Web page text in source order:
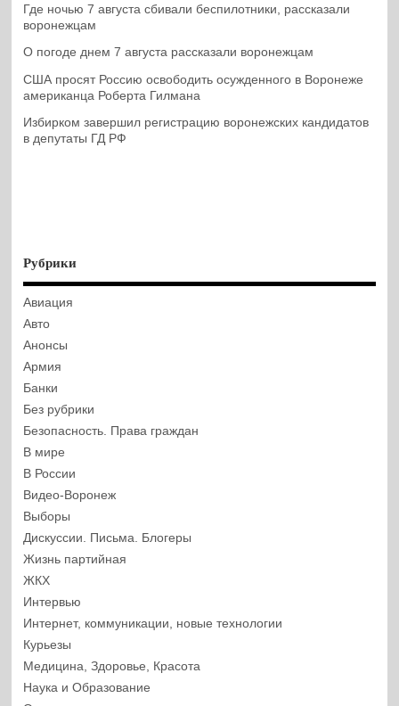
Где ночью 7 августа сбивали беспилотники, рассказали
воронежцам
О погоде днем 7 августа рассказали воронежцам
США просят Россию освободить осужденного в Воронеже
американца Роберта Гилмана
Избирком завершил регистрацию воронежских кандидатов
в депутаты ГД РФ
Рубрики
Авиация
Авто
Анонсы
Армия
Банки
Без рубрики
Безопасность. Права граждан
В мире
В России
Видео-Воронеж
Выборы
Дискуссии. Письма. Блогеры
Жизнь партийная
ЖКХ
Интервью
Интернет, коммуникации, новые технологии
Курьезы
Медицина, Здоровье, Красота
Наука и Образование